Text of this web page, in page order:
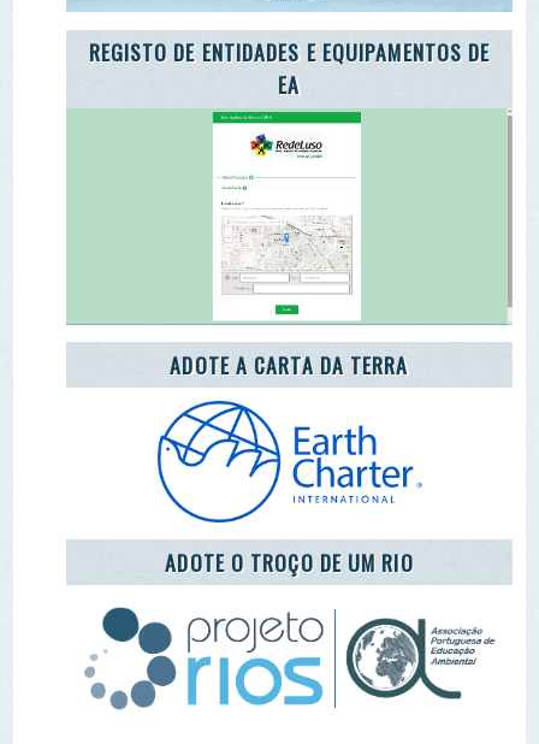
ENEA 2020
REDE LUSÓFONA
CENTRO COMUNITÁRIO DE EDUCAÇÃO
AMBIENTAL DA ALDEIA DE MÓS